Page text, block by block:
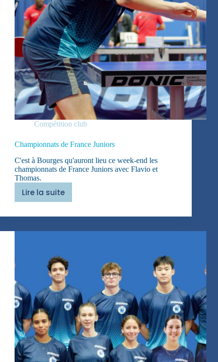
Compétition club
Championnats de France Juniors
C'est à Bourges qu'auront lieu ce week-end les
championnats de France Juniors avec Flavio et
Thomas.
Lire la suiteChampionnats
France
Juniors